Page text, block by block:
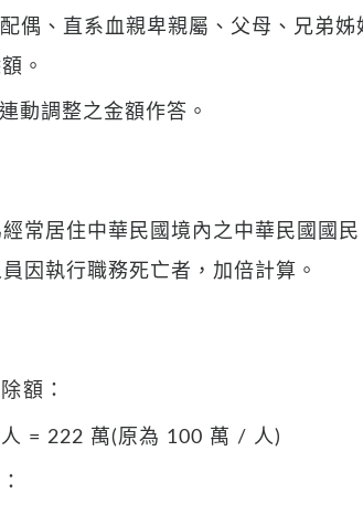
偶、直系血親卑親屬、父母、兄弟
。
動調整之金額作答。
常居住中華民國境內之中華民國國
因執行職務死亡者，加倍計算。
額：
= 222 萬(原為 100 萬 / 人)